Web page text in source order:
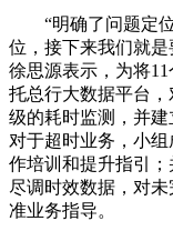
“明确了问题定
位，接下来我们就
徐思源表示，为将
托总行大数据平台
级的耗时监测，并
对于超时业务，小
作培训和提升指引
尽调时效数据，对
准业务指导。